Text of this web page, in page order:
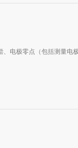
电极零点（包括测量电